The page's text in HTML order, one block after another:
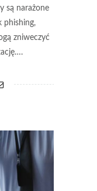
są narażone
phishing,
zniweczyć